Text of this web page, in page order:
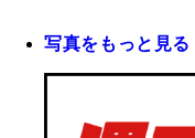
写真をもっと見る